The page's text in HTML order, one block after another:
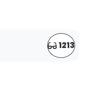
1213